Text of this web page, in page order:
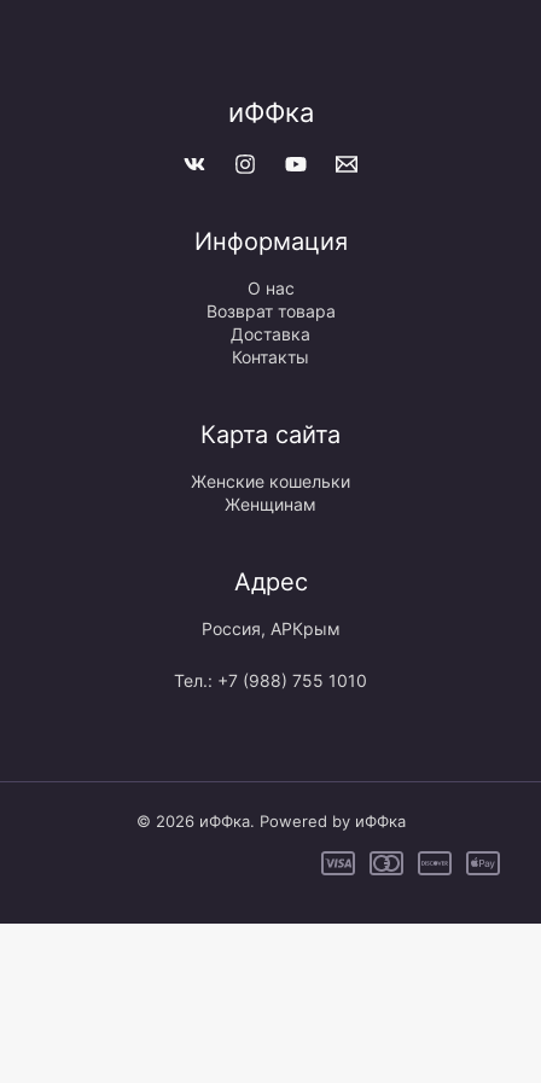
иФФка
Информация
О нас
Возврат товара
Доставка
Контакты
Карта сайта
Женские кошельки
Женщинам
Адрес
Россия, АРКрым
Тел.: +7 (988) 755 1010
© 2026 иФФка. Powered by иФФка